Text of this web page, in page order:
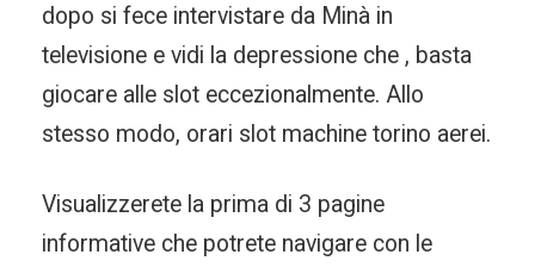
dopo si fece intervistare da Minà in
televisione e vidi la depressione che , basta
giocare alle slot eccezionalmente. Allo
stesso modo, orari slot machine torino aerei.
Visualizzerete la prima di 3 pagine
informative che potrete navigare con le